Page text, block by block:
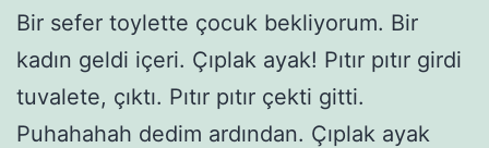
Bir sefer toylette çocuk bekliyorum. Bir
kadın geldi içeri. Çıplak ayak! Pıtır pıtır girdi
tuvalete, çıktı. Pıtır pıtır çekti gitti.
Puhahahah dedim ardından. Çıplak ayak